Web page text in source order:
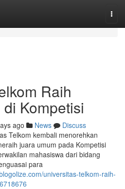
Raih
Kompetisi
ago News
Discuss
Telkom kembali menorehkan
juara umum pada Kompetisi
mahasiswa dari bidang
para
universitas-telkom-raih-